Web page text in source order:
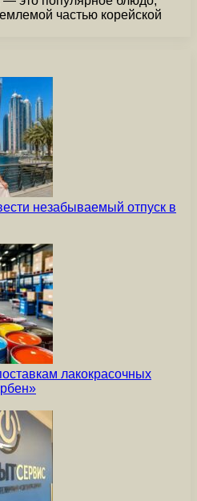
частью корейской
незабываемый отпуск в
лакокрасочных